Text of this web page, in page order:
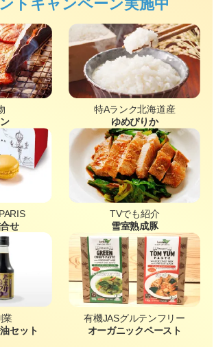
トキャンペーン実施中
特Aランク北海道産
ゆめぴりか
せ
TVでも紹介
雪室熟成豚
業
セット
有機JASグルテンフリー
オーガニックペースト